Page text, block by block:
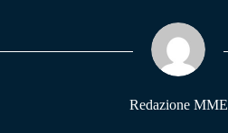
pp m
Redazione MME